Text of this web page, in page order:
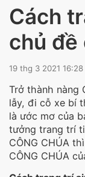
Cách
chủ đề
19 thg 3 2021 16:28
Trở thành nàng
lẫy, đi cỗ xe bí
là ước mơ của
tưởng trang trí
CÔNG CHÚA
CÔNG CHÚA